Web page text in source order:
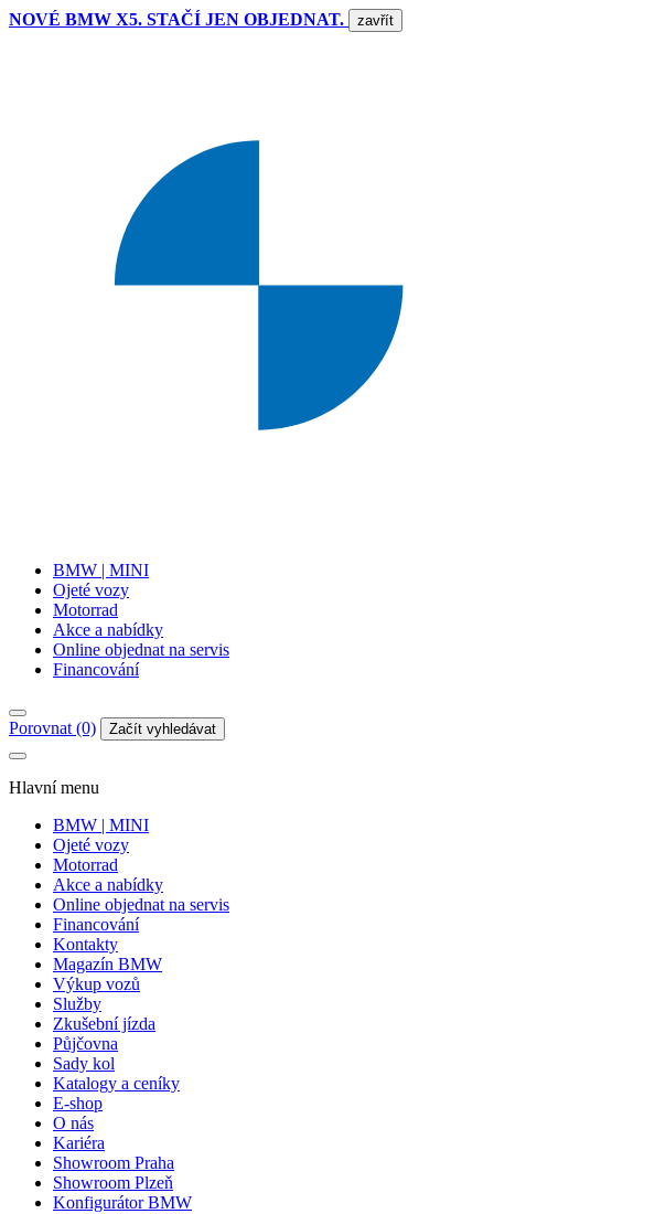
NOVÉ BMW X5. STAČÍ JEN OBJEDNAT. zavřít
BMW | MINI
Ojeté vozy
Motorrad
Akce a nabídky
Online objednat na servis
Financování
Porovnat (0) Začít vyhledávat
Hlavní menu
BMW | MINI
Ojeté vozy
Motorrad
Akce a nabídky
Online objednat na servis
Financování
Kontakty
Magazín BMW
Výkup vozů
Služby
Zkušební jízda
Půjčovna
Sady kol
Katalogy a ceníky
E-shop
O nás
Kariéra
Showroom Praha
Showroom Plzeň
Konfigurátor BMW